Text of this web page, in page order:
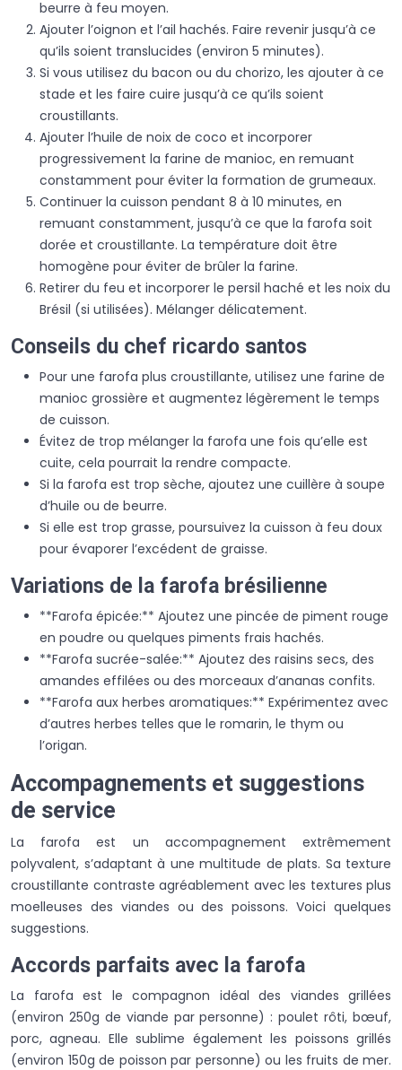
beurre à feu moyen.
Ajouter l’oignon et l’ail hachés. Faire revenir jusqu’à ce
qu’ils soient translucides (environ 5 minutes).
Si vous utilisez du bacon ou du chorizo, les ajouter à ce
stade et les faire cuire jusqu’à ce qu’ils soient
croustillants.
Ajouter l’huile de noix de coco et incorporer
progressivement la farine de manioc, en remuant
constamment pour éviter la formation de grumeaux.
Continuer la cuisson pendant 8 à 10 minutes, en
remuant constamment, jusqu’à ce que la farofa soit
dorée et croustillante. La température doit être
homogène pour éviter de brûler la farine.
Retirer du feu et incorporer le persil haché et les noix du
Brésil (si utilisées). Mélanger délicatement.
Conseils du chef ricardo santos
Pour une farofa plus croustillante, utilisez une farine de
manioc grossière et augmentez légèrement le temps
de cuisson.
Évitez de trop mélanger la farofa une fois qu’elle est
cuite, cela pourrait la rendre compacte.
Si la farofa est trop sèche, ajoutez une cuillère à soupe
d’huile ou de beurre.
Si elle est trop grasse, poursuivez la cuisson à feu doux
pour évaporer l’excédent de graisse.
Variations de la farofa brésilienne
**Farofa épicée:** Ajoutez une pincée de piment rouge
en poudre ou quelques piments frais hachés.
**Farofa sucrée-salée:** Ajoutez des raisins secs, des
amandes effilées ou des morceaux d’ananas confits.
**Farofa aux herbes aromatiques:** Expérimentez avec
d’autres herbes telles que le romarin, le thym ou
l’origan.
Accompagnements et suggestions
de service
La farofa est un accompagnement extrêmement
polyvalent, s’adaptant à une multitude de plats. Sa texture
croustillante contraste agréablement avec les textures plus
moelleuses des viandes ou des poissons. Voici quelques
suggestions.
Accords parfaits avec la farofa
La farofa est le compagnon idéal des viandes grillées
(environ 250g de viande par personne) : poulet rôti, bœuf,
porc, agneau. Elle sublime également les poissons grillés
(environ 150g de poisson par personne) ou les fruits de mer.